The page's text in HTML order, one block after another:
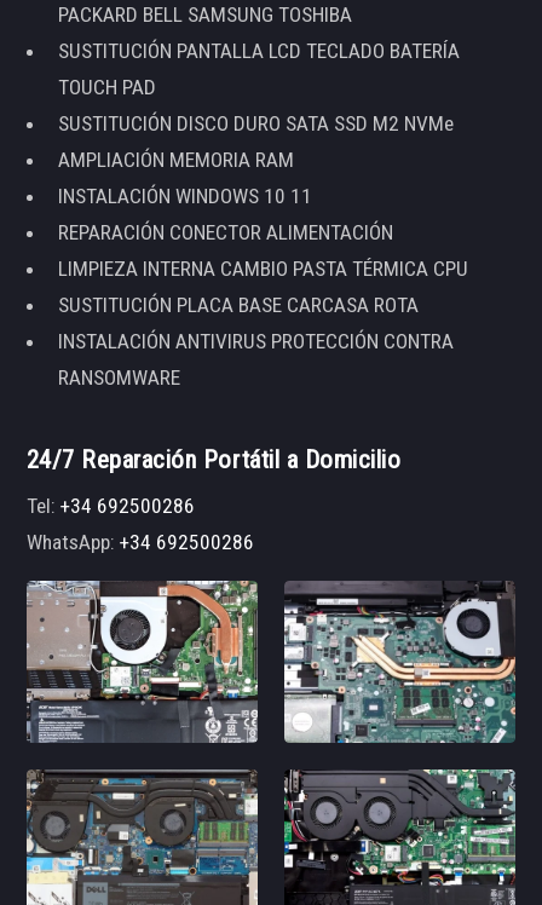
PACKARD BELL SAMSUNG TOSHIBA
SUSTITUCIÓN PANTALLA LCD TECLADO BATERÍA
TOUCH PAD
SUSTITUCIÓN DISCO DURO SATA SSD M2 NVMe
AMPLIACIÓN MEMORIA RAM
INSTALACIÓN WINDOWS 10 11
REPARACIÓN CONECTOR ALIMENTACIÓN
LIMPIEZA INTERNA CAMBIO PASTA TÉRMICA CPU
SUSTITUCIÓN PLACA BASE CARCASA ROTA
INSTALACIÓN ANTIVIRUS PROTECCIÓN CONTRA
RANSOMWARE
24/7 Reparación Portátil a Domicilio
Tel:+34 692500286
WhatsApp:+34 692500286